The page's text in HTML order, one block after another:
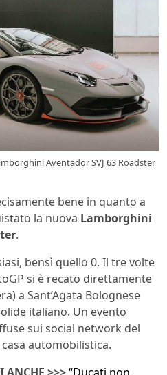
Aventador SVJ 63 Roadster
bene in quanto a
la nuova Lamborghini
.
bensì quello 0. Il tre volte
si è recato direttamente
a Sant’Agata Bolognese
italiano. Un evento
sui social network del
automobilistica.